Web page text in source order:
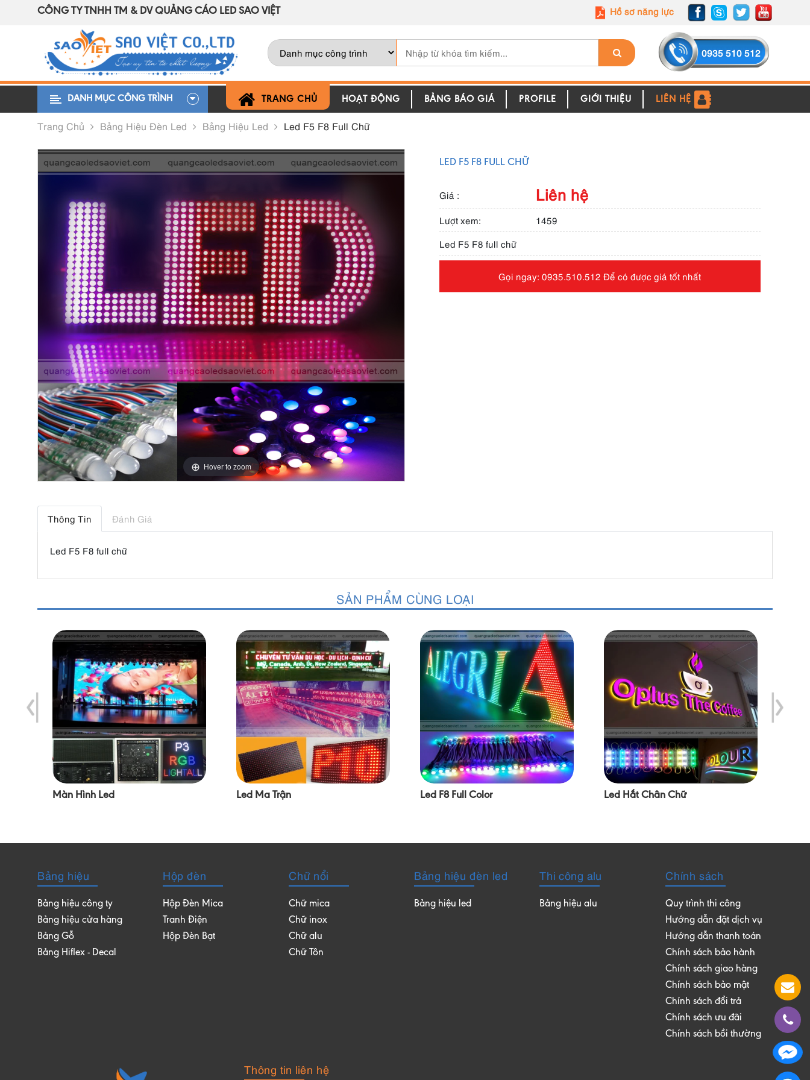
CÔNG TY TNHH TM & DV QUẢNG CÁO LED SAO VIỆT Hồ sơ năng lực
0935 510 512
DANH MỤC CÔNG TRÌNH TRANG CHỦ HOẠT ĐỘNG BẢNG BÁO GIÁ PROFILE GIỚI THIỆU LIÊN HỆ
Trang Chủ Bảng Hiệu Đèn Led Bảng Hiệu Led Led F5 F8 Full Chữ
Hover to zoom
LED F5 F8 FULL CHỮ
Giá : Liên hệ
Lượt xem:
1459
Led F5 F8 full chữ
Gọi ngay: 0935.510.512 Để có được giá tốt nhất
Thông Tin Đánh Giá
Led F5 F8 full chữ
SẢN PHẨM CÙNG LOẠI
Màn Hình Led Led Ma Trận Led F8 Full Color Led Hắt Chân Chữ
Bảng hiệu
Bảng hiệu công ty
Bảng hiệu cửa hàng
Bảng Gỗ
Bảng Hiflex - Decal
Hộp đèn
Hộp Đèn Mica
Tranh Điện
Hộp Đèn Bạt
Chữ nổi
Chữ mica
Chữ inox
Chữ alu
Chữ Tôn
Bảng hiệu đèn led
Bảng hiệu led
Thi công alu
Bảng hiệu alu
Chính sách
Quy trình thi công
Hướng dẫn đặt dịch vụ
Hướng dẫn thanh toán
Chính sách bảo hành
Chính sách giao hàng
Chính sách bảo mật
Chính sách đổi trả
Chính sách ưu đãi
Chính sách bồi thường
Thông tin liên hệ